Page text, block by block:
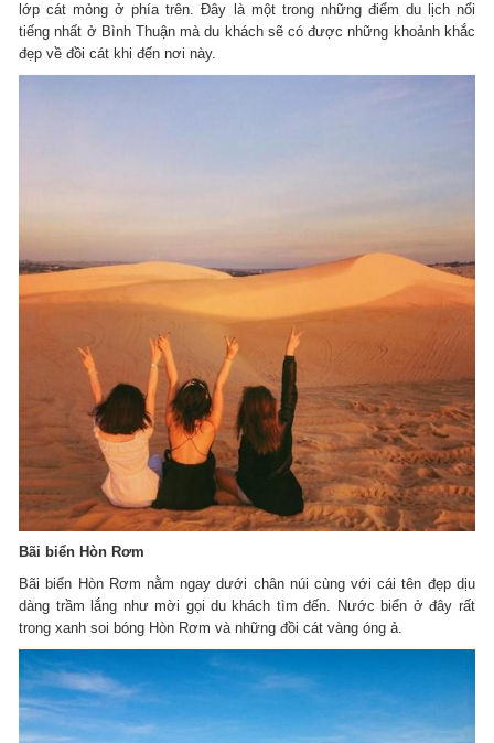
lớp cát mỏng ở phía trên. Đây là một trong những điểm du lịch nổi
tiếng nhất ở Bình Thuận mà du khách sẽ có được những khoảnh khắc
đẹp về đồi cát khi đến nơi này.
Bãi biển Hòn Rơm
Bãi biển Hòn Rơm nằm ngay dưới chân núi cùng với cái tên đẹp dịu
dàng trầm lắng như mời gọi du khách tìm đến. Nước biển ở đây rất
trong xanh soi bóng Hòn Rơm và những đồi cát vàng óng ả.